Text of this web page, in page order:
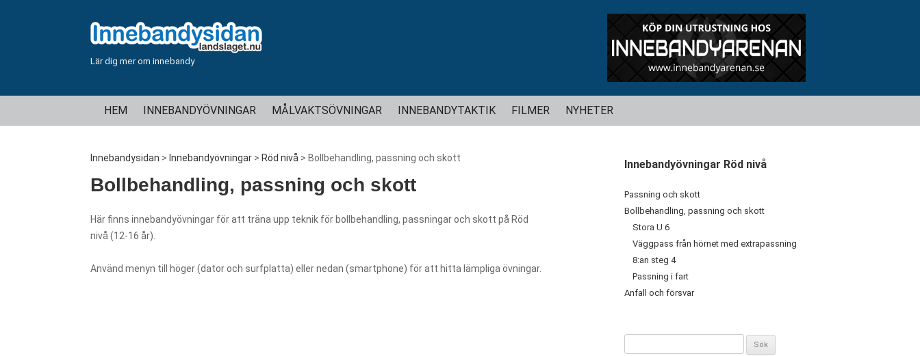
Lär dig mer om innebandy
till
HEM INNEBANDYÖVNINGAR MÅLVAKTSÖVNINGAR INNEBANDYTAKTIK FILMER NYHETER
Innebandysidan > Innebandyövningar > Röd nivå > Bollbehandling, passning och skott
Bollbehandling, passning och skott
Här finns innebandyövningar för att träna upp teknik för bollbehandling, passningar och skott på Röd
nivå (12-16 år).
Använd menyn till höger (dator och surfplatta) eller nedan (smartphone) för att hitta lämpliga övningar.
Innebandyövningar Röd nivå
Passning och skott
Bollbehandling, passning och skott
Stora U 6
Väggpass från hörnet med extrapassning
8:an steg 4
Passning i fart
Anfall och försvar